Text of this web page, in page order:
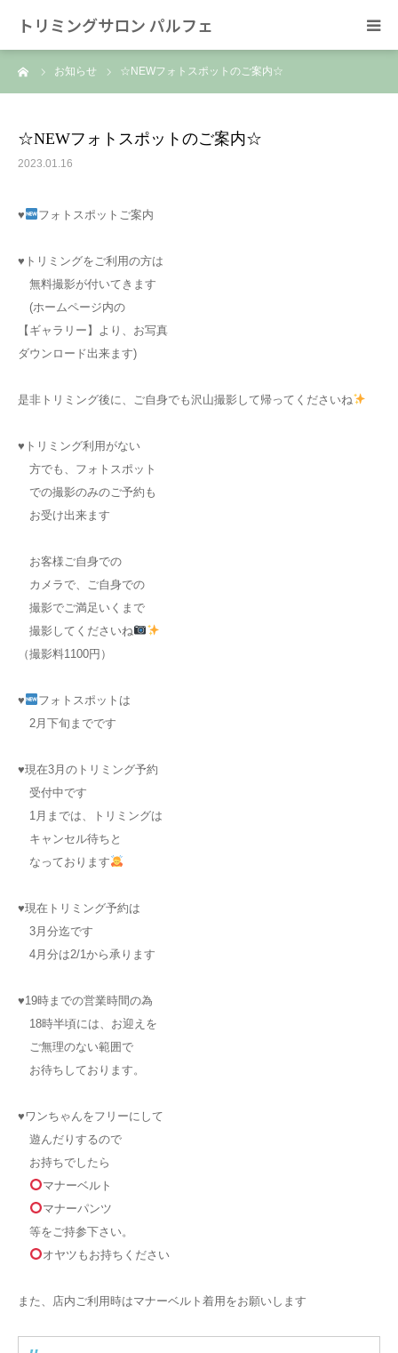
トリミングサロン パルフェ
お知らせ ☆NEWフォトスポットのご案内☆
☆NEWフォトスポットのご案内☆
2023.01.16
♥ フォトスポットご案内
♥トリミングをご利用の方は
無料撮影が付いてきます
(ホームページ内の
【ギャラリー】より、お写真
ダウンロード出来ます)
是非トリミング後に、ご自身でも沢山撮影して帰ってくださいね
♥トリミング利用がない
方でも、フォトスポット
での撮影のみのご予約も
お受け出来ます
お客様ご自身での
カメラで、ご自身での
撮影でご満足いくまで
撮影してくださいね
（撮影料1100円）
♥
フォトスポットは
2月下旬までです
♥現在3月のトリミング予約
受付中です
1月までは、トリミングは
キャンセル待ちと
なっております
♥現在トリミング予約は
3月分迄です
4月分は2/1から承ります
♥19時までの営業時間の為
18時半頃には、お迎えを
ご無理のない範囲で
お待ちしております。
♥ワンちゃんをフリーにして
遊んだりするので
お持ちでしたら
マナーベルト
マナーパンツ
等をご持参下さい。
オヤツもお持ちください
また、店内ご利用時はマナーベルト着用をお願いします
HOME
SNS/リンク